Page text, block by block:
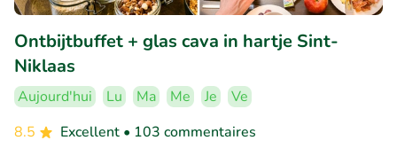
Ontbijtbuffet + glas cava in hartje Sint-
Niklaas
Aujourd'hui Lu Ma Me Je
Ve
8.5
Excellent • 103 commentaires